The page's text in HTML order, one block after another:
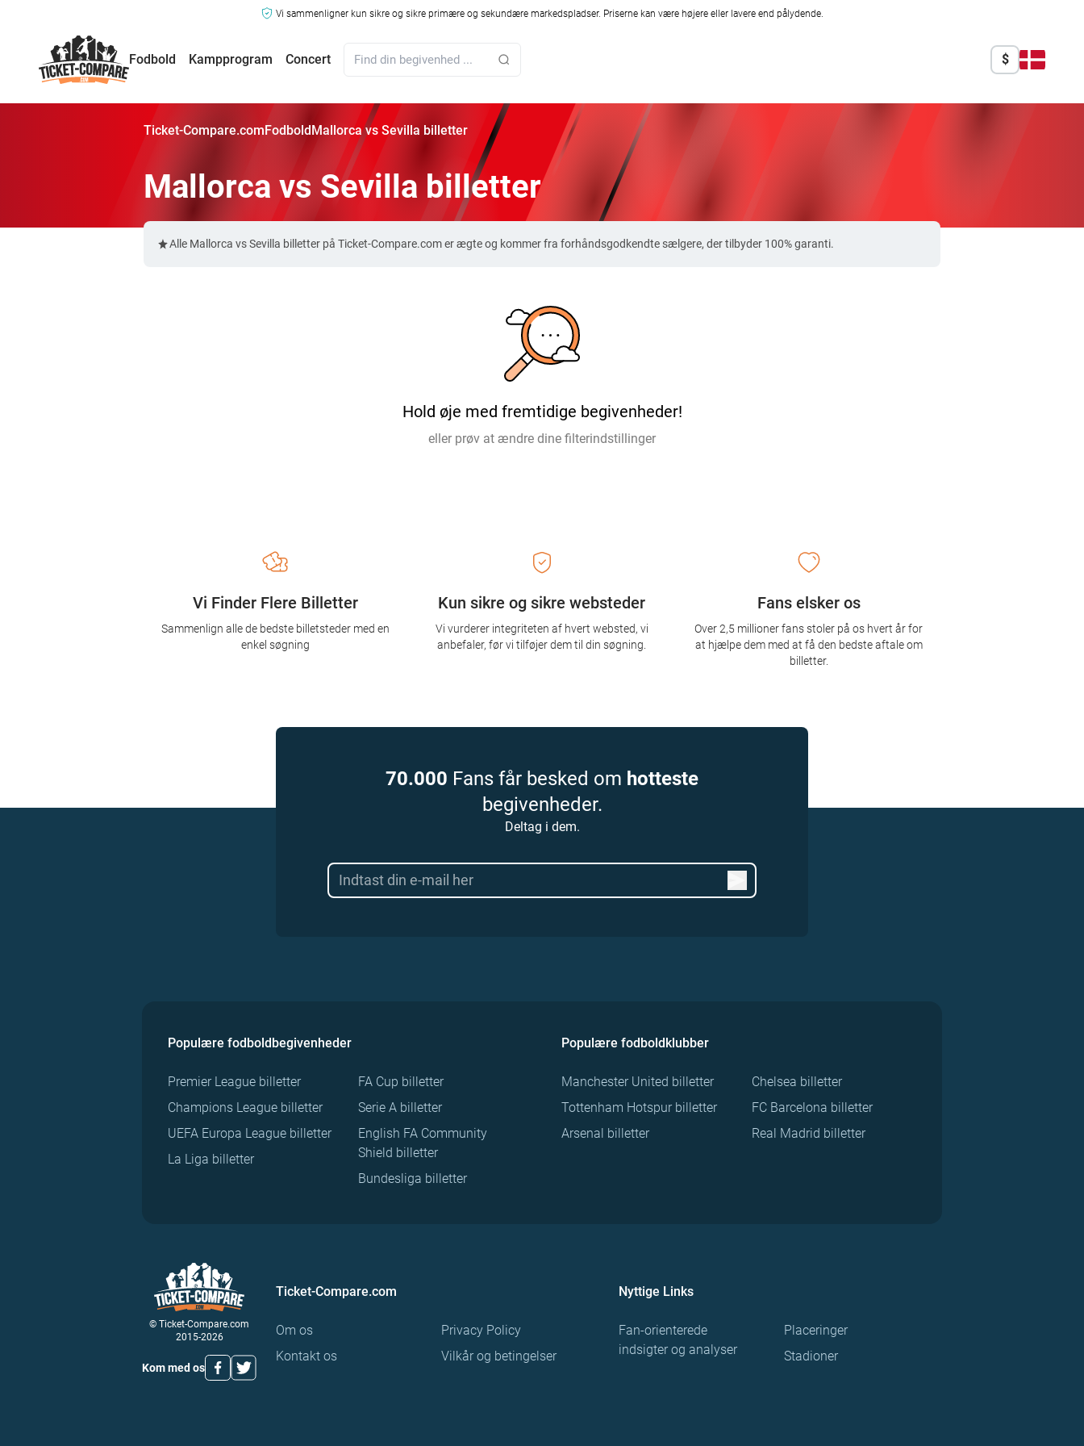
Vi sammenligner kun sikre og sikre primære og sekundære markedspladser. Priserne kan være højere eller lavere end pålydende.
Fodbold Kampprogram Concert $
Ticket-Compare.comFodboldMallorca vs Sevilla billetter
Mallorca vs Sevilla billetter
Alle Mallorca vs Sevilla billetter på Ticket-Compare.com er ægte og kommer fra forhåndsgodkendte sælgere, der tilbyder 100% garanti.
Hold øje med fremtidige begivenheder!
eller prøv at ændre dine filterindstillinger
Kun sikre og sikre websteder
Vi vurderer integriteten af ​​hvert websted, vi
anbefaler, før vi tilføjer dem til din søgning.
Vi Finder Flere Billetter
Sammenlign alle de bedste billetsteder med en
enkel søgning
Fans elsker os
Over 2,5 millioner fans stoler på os hvert år for
at hjælpe dem med at få den bedste aftale om
billetter.
70.000 Fans får besked om hotteste
begivenheder.
Deltag i dem.
Populære fodboldbegivenheder
Premier League billetter
Champions League billetter
UEFA Europa League billetter
La Liga billetter
FA Cup billetter
Serie A billetter
English FA Community
Shield billetter
Bundesliga billetter
Populære fodboldklubber
Manchester United billetter
Tottenham Hotspur billetter
Arsenal billetter
Chelsea billetter
FC Barcelona billetter
Real Madrid billetter
© Ticket-Compare.com
2015-2026
Kom med os
Ticket-Compare.com
Om os
Kontakt os
Privacy Policy
Vilkår og betingelser
Nyttige Links
Fan-orienterede
indsigter og analyser
Placeringer
Stadioner